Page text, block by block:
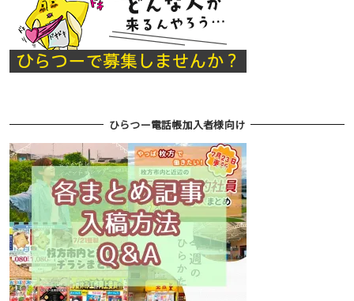
ひらつー電話帳加入者様向け